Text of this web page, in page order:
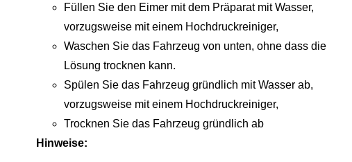
Füllen Sie den Eimer mit dem Präparat mit Wasser,
vorzugsweise mit einem Hochdruckreiniger,
Waschen Sie das Fahrzeug von unten, ohne dass die
Lösung trocknen kann.
Spülen Sie das Fahrzeug gründlich mit Wasser ab,
vorzugsweise mit einem Hochdruckreiniger,
Trocknen Sie das Fahrzeug gründlich ab
Hinweise: